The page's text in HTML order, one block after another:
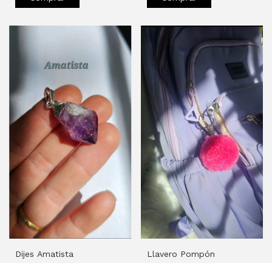
Dijes Amatista Llavero Pompón